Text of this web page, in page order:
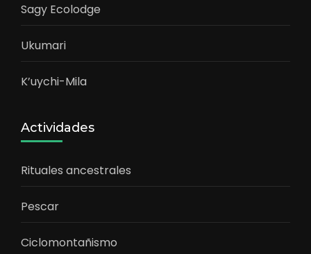
Sagy Ecolodge
Ukumari
K’uychi-Mila
Actividades
Rituales ancestrales
Pescar
Ciclomontañismo